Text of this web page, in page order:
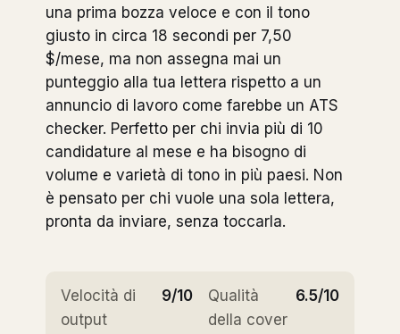
una prima bozza veloce e con il tono
giusto in circa 18 secondi per 7,50
$/mese, ma non assegna mai un
punteggio alla tua lettera rispetto a un
annuncio di lavoro come farebbe un ATS
checker. Perfetto per chi invia più di 10
candidature al mese e ha bisogno di
volume e varietà di tono in più paesi. Non
è pensato per chi vuole una sola lettera,
pronta da inviare, senza toccarla.
Velocità di
output
9/10
Qualità
della cover
6.5/10